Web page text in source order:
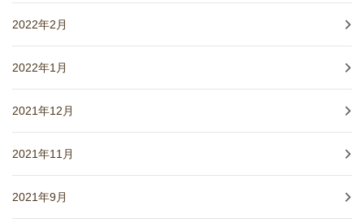
2022年2月
2022年1月
2021年12月
2021年11月
2021年9月